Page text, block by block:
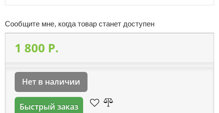
Сообщите мне, когда товар станет доступен
1 800 P.
Нет в наличии
Быстрый заказ